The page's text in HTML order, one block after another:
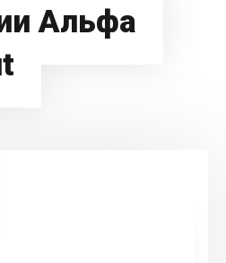
Альфа